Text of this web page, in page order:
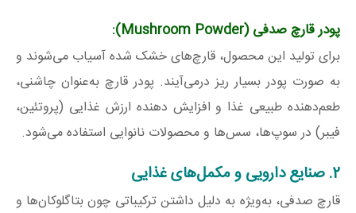
پودر قارچ صدفی(Mushroom Powder)
:
برای تولید این محصول، قارچ‌های خشک ‌شده آسیاب می‌شوند و
به‌ صورت پودر بسیار ریز درمی‌آیند. پودر قارچ به‌عنوان چاشنی،
طعم‌دهنده طبیعی غذا و افزایش دهنده ارزش غذایی (پروتئین،
فیبر) در سوپ‌ها، سس‌ها و محصولات نانوایی استفاده می‌شود.
2. صنایع دارویی و مکمل‌های غذایی
قارچ صدفی، به‌ویژه به دلیل داشتن ترکیباتی چون بتاگلوکان‌ها و